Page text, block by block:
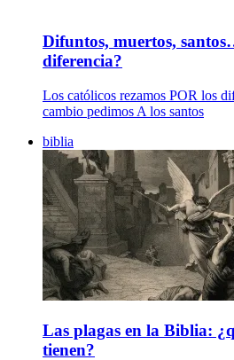
Difuntos, muertos,
diferencia?
Los católicos rezamos POR los
cambio pedimos A los santos
biblia
Las plagas en la Biblia:
tienen?